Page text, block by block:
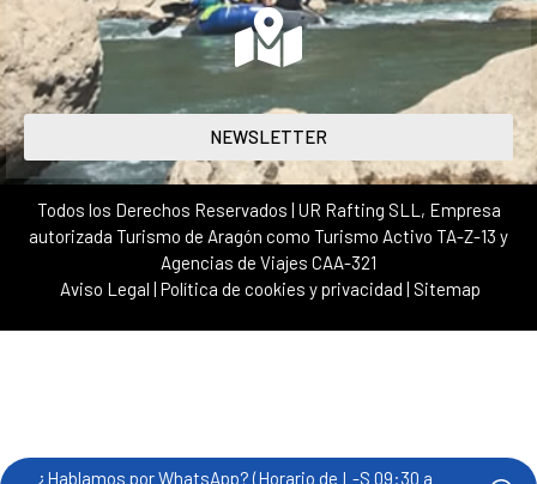
NEWSLETTER
Todos los Derechos Reservados | UR Rafting SLL, Empresa
autorizada Turismo de Aragón como Turismo Activo TA-Z-13 y
Agencias de Viajes CAA-321
Aviso Legal | Política de cookies y privacidad | Sitemap
¿Hablamos por WhatsApp? (Horario de L-S 09:30 a